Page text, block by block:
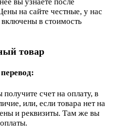
на сайте честные, у нас
в стоимость
товар
счет на оплату, в
или, если товара нет на
и реквизиты. Там же вы